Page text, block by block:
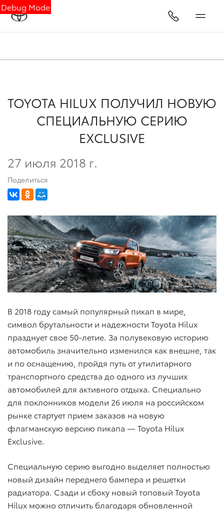
Debug Mode
TOYOTA HILUX ПОЛУЧИЛ НОВУЮ
СПЕЦИАЛЬНУЮ СЕРИЮ
EXCLUSIVE
27 июля 2018 г.
Поделиться
В 2018 году самый популярный пикап в мире,
символ брутальности и надежности Toyota Hilux
празднует свое 50-летие. За полувековую историю
автомобиль значительно изменился как внешне, так
и по оснащению, пройдя путь от утилитарного
транспортного средства до одного из лучших
автомобилей для активного отдыха. Специально
для поклонников модели 26 июля на российском
рынке стартует прием заказов на новую
флагманскую версию пикапа — Toyota Hilux
Exclusive.
Специальную серию выгодно выделяет полностью
новый дизайн переднего бампера и решетки
радиатора. Сзади и сбоку новый топовый Toyota
Hilux можно отличить благодаря обновленной